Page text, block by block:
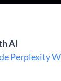
AI
Perplexity